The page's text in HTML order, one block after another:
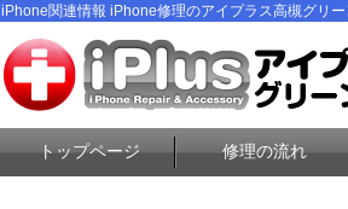
iPhone関連情報 iPhone修理のアイプラス高槻グリ
トップページ 修理の流れ